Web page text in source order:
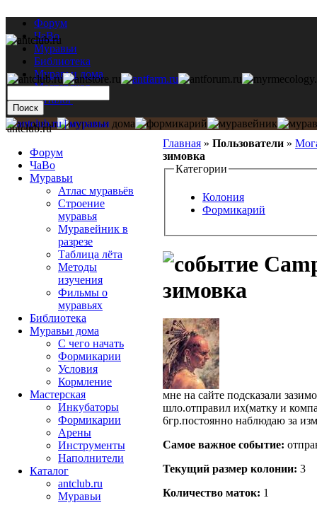
Форум
ЧаВо
Муравьи
Библиотека
Муравьи дома
Мастерская
Каталог
Главная » Пользователи »
зимовка
Категории
Колония
Формикарий
зимовка
мне на сайте подсказали
шло.отправил их(матку и
6гр.постоянно наблюдаю за
Самое важное событие:
Текущий размер кoлонии: 3
Количество маток: 1
antclub.ru
Форум
ЧаВо
Муравьи
Атлас муравьёв
Строение
муравья
Муравейник в
разрезе
Таблица лёта
Методы
изучения
Фильмы о
муравьях
Библиотека
Муравьи дома
С чего начать
Формикарии
Условия
Кормление
Мастерская
Инкубаторы
Формикарии
Арены
Инструменты
Наполнители
Каталог
antclub.ru
Муравьи